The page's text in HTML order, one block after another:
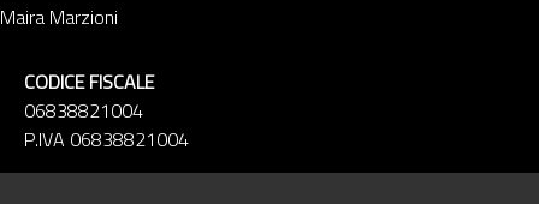
Maira Marzioni
CODICE FISCALE
06838821004
P.IVA 06838821004